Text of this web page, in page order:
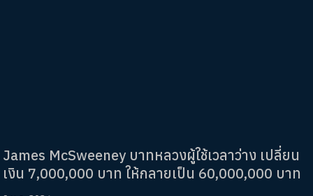
James McSweeney บาทหลวงผู้ใช้เวลาว่าง เปลี่ยน
เงิน 7,000,000 บาท ให้กลายเป็น 60,000,000 บาท